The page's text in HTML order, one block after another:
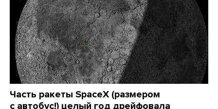
Часть ракеты SpaceX (размером
с автобус!) целый год дрейфовала